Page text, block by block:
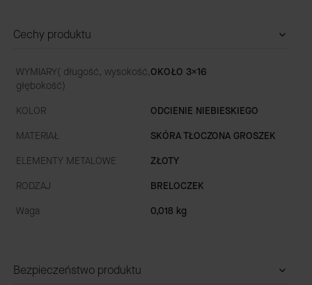
Cechy produktu
WYMIARY( długość, wysokość,
głębokość)
OKOŁO 3x16
KOLOR
ODCIENIE NIEBIESKIEGO
MATERIAŁ
SKÓRA TŁOCZONA GROSZEK
ELEMENTY METALOWE
ZŁOTY
RODZAJ
BRELOCZEK
Waga
0,018 kg
Bezpieczeństwo produktu